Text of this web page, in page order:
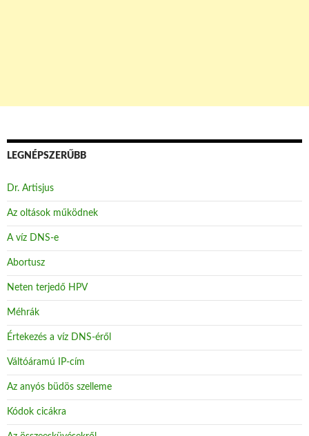
LEGNÉPSZERŰBB
Dr. Artisjus
Az oltások működnek
A víz DNS-e
Abortusz
Neten terjedő HPV
Méhrák
Értekezés a víz DNS-éről
Váltóáramú IP-cím
Az anyós büdös szelleme
Kódok cicákra